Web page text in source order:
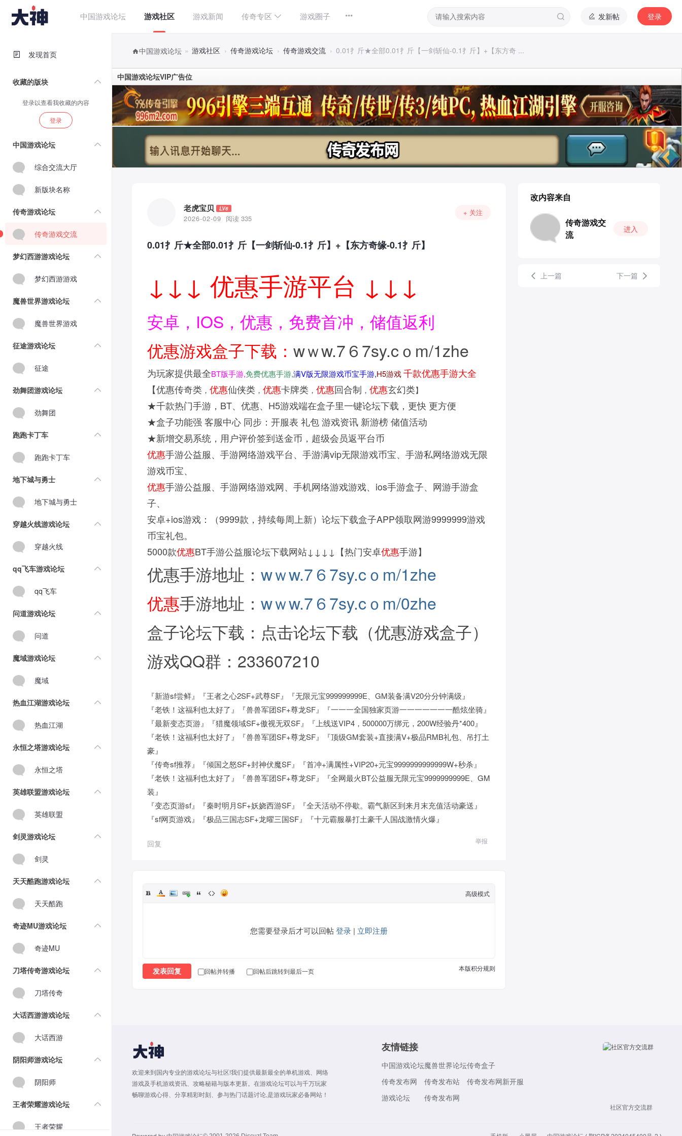
中国游戏论坛 游戏社区 游戏新闻 传奇专区 游戏圈子 发新帖 登录
中国游戏论坛 » 游戏社区 › 传奇游戏论坛 › 传奇游戏交流 › 0.01扌斤★全部0.01扌斤【一剑斩仙-0.1扌斤】+【东方奇 ...
中国游戏论坛VIP广告位
发现首页
收藏的版块
登录以查看我收藏的内容
登录
中国游戏论坛
综合交流大厅
新版块名称
传奇游戏论坛
传奇游戏交流
梦幻西游游戏论坛
梦幻西游游戏
魔兽世界游戏论坛
魔兽世界游戏
征途游戏论坛
征途
劲舞团游戏论坛
劲舞团
跑跑卡丁车
跑跑卡丁车
地下城与勇士
地下城与勇士
穿越火线游戏论坛
穿越火线
qq飞车游戏论坛
qq飞车
问道游戏论坛
问道
魔域游戏论坛
魔域
热血江湖游戏论坛
热血江湖
永恒之塔游戏论坛
永恒之塔
英雄联盟游戏论坛
英雄联盟
剑灵游戏论坛
剑灵
天天酷跑游戏论坛
天天酷跑
奇迹MU游戏论坛
奇迹MU
刀塔传奇游戏论坛
刀塔传奇
大话西游游戏论坛
大话西游
阴阳师游戏论坛
阴阳师
王者荣耀游戏论坛
王者荣耀
老虎宝贝 LV6
2026-02-09 阅读 335
+ 关注
0.01扌斤★全部0.01扌斤【一剑斩仙-0.1扌斤】+【东方奇缘-0.1扌斤】
↓↓↓ 优惠手游平台 ↓↓↓
安卓，IOS，优惠，免费首冲，储值返利
优惠游戏盒子下载： wｗw.7６7sy.cｏm/1zhe
为玩家提供最全BT版手游,免费优惠手游,满V版无限游戏币宝手游,H5游戏千款优惠手游大全
【优惠传奇类 ， 优惠仙侠类 ， 优惠卡牌类 ， 优惠回合制 ， 优惠玄幻类】
★千款热门手游，BT、优惠、H5游戏端在盒子里一键论坛下载，更快 更方便
★盒子功能强 客服中心 同步：开服表 礼包 游戏资讯 新游榜 储值活动
★新增交易系统，用户评价签到送金币，超级会员返平台币
优惠手游公益服、手游网络游戏平台、手游满vip无限游戏币宝、手游私网络游戏无限
游戏币宝、
优惠手游公益服、手游网络游戏网、手机网络游戏游戏、ios手游盒子、网游手游盒
子、
安卓+ios游戏：（9999款，持续每周上新）论坛下载盒子APP领取网游9999999游戏
币宝礼包。
5000款优惠BT手游公益服论坛下载网站↓↓↓↓【热门安卓优惠手游】
优惠手游地址： wｗw.7６7sy.cｏm/1zhe
优惠手游地址： wｗw.7６7sy.cｏm/0zhe
盒子论坛下载：点击论坛下载（优惠游戏盒子）
游戏QQ群：233607210
『新游sf尝鲜』『王者之心2SF+武尊SF』『无限元宝999999999E、GM装备满V20分分钟满级』
『老铁！这福利也太好了』『兽兽军团SF+尊龙SF』『一一一全国独家页游一一一一一一一酷炫坐骑』
『最新变态页游』『猎魔领域SF+傲视无双SF』『上线送VIP4，500000万绑元，200W经验丹*400』
『老铁！这福利也太好了』『兽兽军团SF+尊龙SF』『顶级GM套装+直接满V+极品RMB礼包、吊打土
豪』
『传奇sf推荐』『倾国之怒SF+封神伏魔SF』『首冲+满属性+VIP20+元宝9999999999999W+秒杀』
『老铁！这福利也太好了』『兽兽军团SF+尊龙SF』『全网最火BT公益服无限元宝9999999999E、GM
装』
『变态页游sf』『秦时明月SF+妖娆西游SF』『全天活动不停歇。霸气新区到来月末充值活动豪送』
『sf网页游戏』『极品三国志SF+龙曜三国SF』『十元霸服暴打土豪千人国战激情火爆』
回复 举报
高级模式
您需要登录后才可以回帖登录 | 立即注册
本版积分规则
发表回复 回帖并转播 回帖后跳转到最后一页
改内容来自
传奇游戏交
流
进入
上一篇 下一篇
欢迎来到国内专业的游戏论坛与社区!我们提供最新最全的单机游戏、网络
游戏及手机游戏资讯、攻略秘籍与版本更新。在游戏论坛可以与千万玩家
畅聊游戏心得、分享精彩时刻、参与热门话题讨论,是游戏玩家必备网站！
友情链接
中国游戏论坛
传奇发布网
游戏论坛
魔兽世界论坛
传奇发布站
传奇发布网
传奇盒子
传奇发布网新开服
社区官方交流群